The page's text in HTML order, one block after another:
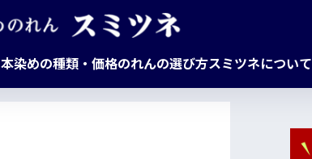
本染めの種類・価格のれんの選び方スミツネについて